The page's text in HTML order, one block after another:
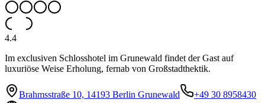
4.4
Im exclusiven Schlosshotel im Grunewald findet der Gast auf
luxuriöse Weise Erholung, fernab von Großstadthektik.
Brahmsstraße 10, 14193 Berlin Grunewald
+49 30 8958430